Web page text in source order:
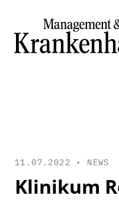
11.07.2022 • NEWS
Klinikum